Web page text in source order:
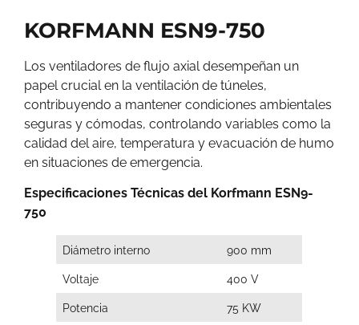
KORFMANN ESN9-750
Los ventiladores de flujo axial desempeñan un
papel crucial en la ventilación de túneles,
contribuyendo a mantener condiciones ambientales
seguras y cómodas, controlando variables como la
calidad del aire, temperatura y evacuación de humo
en situaciones de emergencia.
Especificaciones Técnicas del Korfmann ESN9-
750
Diámetro interno 900 mm
Voltaje 400 V
Potencia 75 KW